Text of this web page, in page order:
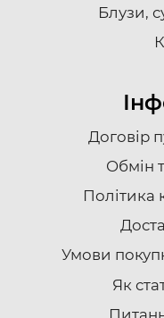
Блузи,
Договір
Обмін
Політика
Умови
Як